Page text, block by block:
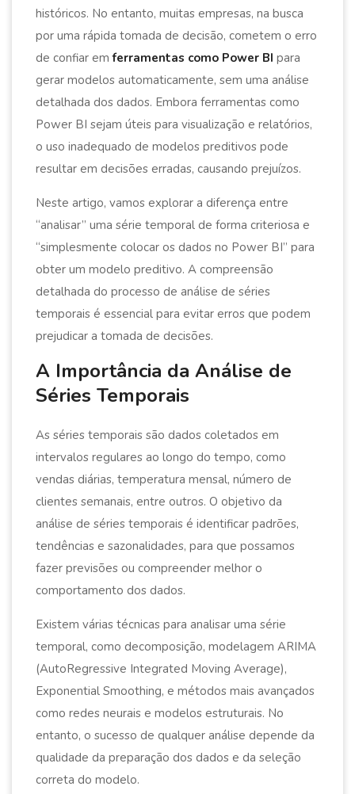
históricos. No entanto, muitas empresas, na busca
por uma rápida tomada de decisão, cometem o erro
de confiar emferramentas como Power BI para
gerar modelos automaticamente, sem uma análise
detalhada dos dados. Embora ferramentas como
Power BI sejam úteis para visualização e relatórios,
o uso inadequado de modelos preditivos pode
resultar em decisões erradas, causando prejuízos.
Neste artigo, vamos explorar a diferença entre
“analisar” uma série temporal de forma criteriosa e
“simplesmente colocar os dados no Power BI” para
obter um modelo preditivo. A compreensão
detalhada do processo de análise de séries
temporais é essencial para evitar erros que podem
prejudicar a tomada de decisões.
A Importância da Análise de
Séries Temporais
As séries temporais são dados coletados em
intervalos regulares ao longo do tempo, como
vendas diárias, temperatura mensal, número de
clientes semanais, entre outros. O objetivo da
análise de séries temporais é identificar padrões,
tendências e sazonalidades, para que possamos
fazer previsões ou compreender melhor o
comportamento dos dados.
Existem várias técnicas para analisar uma série
temporal, como decomposição, modelagem ARIMA
(AutoRegressive Integrated Moving Average),
Exponential Smoothing, e métodos mais avançados
como redes neurais e modelos estruturais. No
entanto, o sucesso de qualquer análise depende da
qualidade da preparação dos dados e da seleção
correta do modelo.